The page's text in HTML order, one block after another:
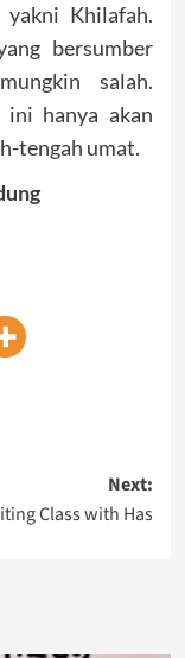
Khilafah.
bersumber
salah.
ini hanya akan
tengah umat.
Next:
Class with Has